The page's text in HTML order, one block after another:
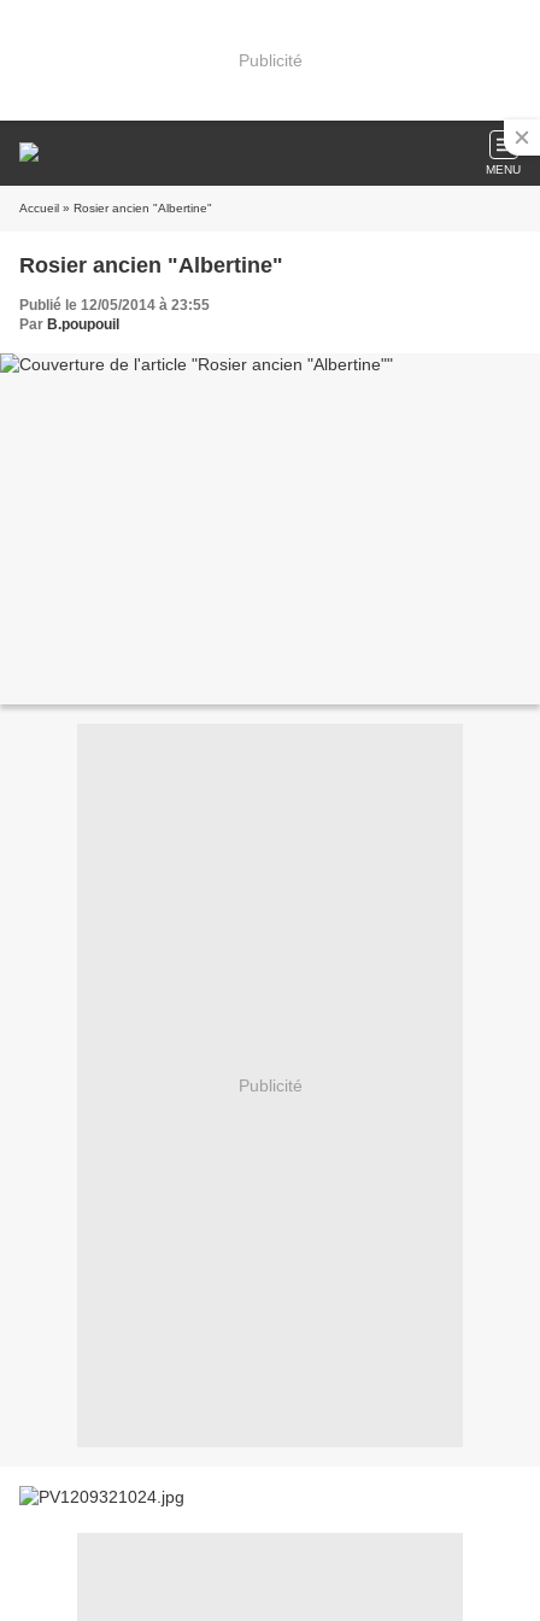
Publicité
MENU
Accueil » Rosier ancien "Albertine"
Rosier ancien "Albertine"
Publié le 12/05/2014 à 23:55
Par B.poupouil
Publicité